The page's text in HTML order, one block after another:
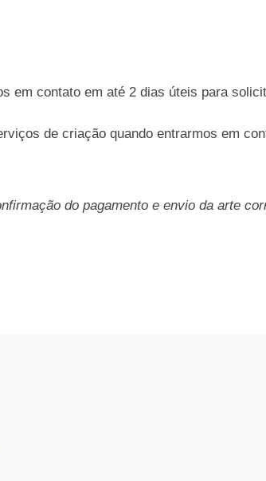
em contato em até 2 dias úteis para
de criação quando entrarmos em
do pagamento e envio da arte